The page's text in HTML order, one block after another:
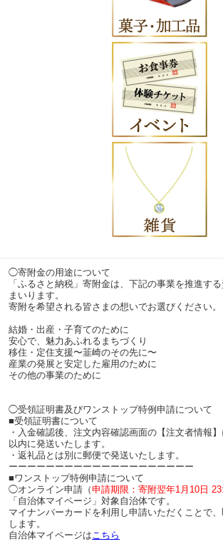
◯寄附金の用途について
「ふるさと納税」寄附金は、下記の事業を推進す
まいります。
寄附を希望される皆さまの想いでお選びください。
結婚・出産・子育てのために
安心で、魅力あふれるまちづくり
移住・定住支援〜韮崎のその先に〜
産業の発展と安定した雇用のために
その他の事業のために
◯受領証明書及びワンストップ特例申請について
■受領証明書について
・入金確認後、注文内容確認画面の【注文者情報
以内に発送いたします。
・返礼品とは別に郵便で発送いたします。
ーーーーーーーーーーーーーーーーーーーー
■ワンストップ特例申請について
◯オンライン申請（申請期限：寄附翌年1月10日
「自治体マイページ」対象自治体です。
マイナンバーカードを利用し申請いただくことで
します。
自治体マイページは こちら